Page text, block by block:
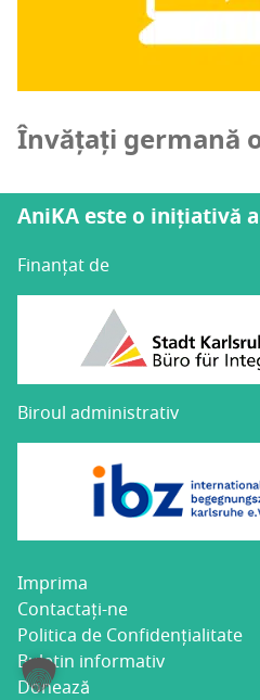
Învățați germană
AniKA este o inițiativă
Finanțat de
Biroul administrativ
Impri­ma
Con­­ta­c­­tați-ne
Poli­ti­ca de Confidențialitate
Bule­tin informativ
Donea­ză